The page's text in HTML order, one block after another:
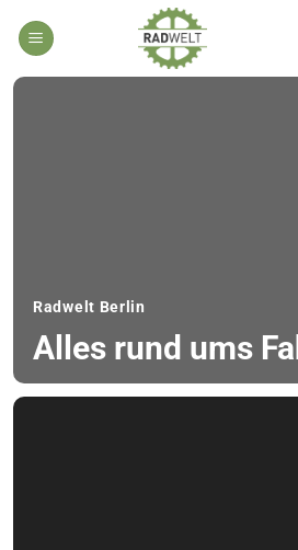
Inhalt
Radwelt Berlin
Alles rund ums